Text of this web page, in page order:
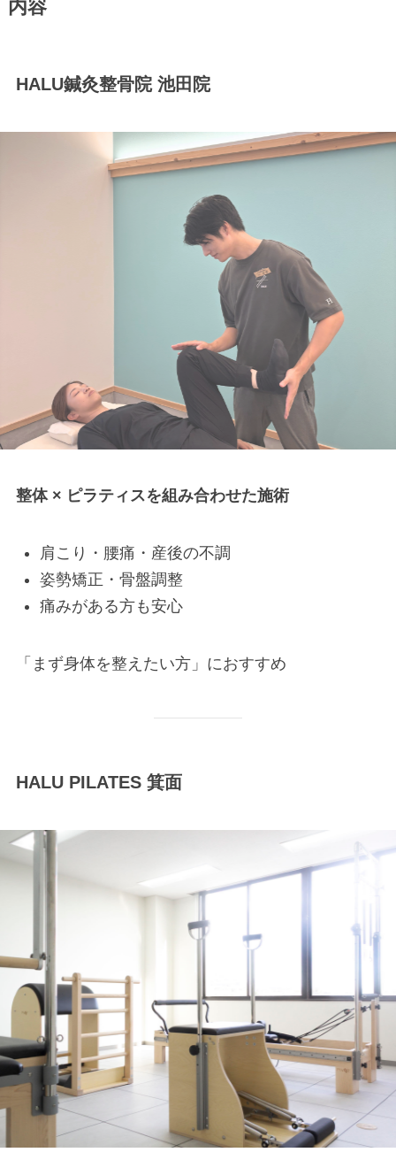
内容
HALU鍼灸整骨院 池田院
整体 × ピラティスを組み合わせた施術
肩こり・腰痛・産後の不調
姿勢矯正・骨盤調整
痛みがある方も安心
「まず身体を整えたい方」におすすめ
HALU PILATES 箕面